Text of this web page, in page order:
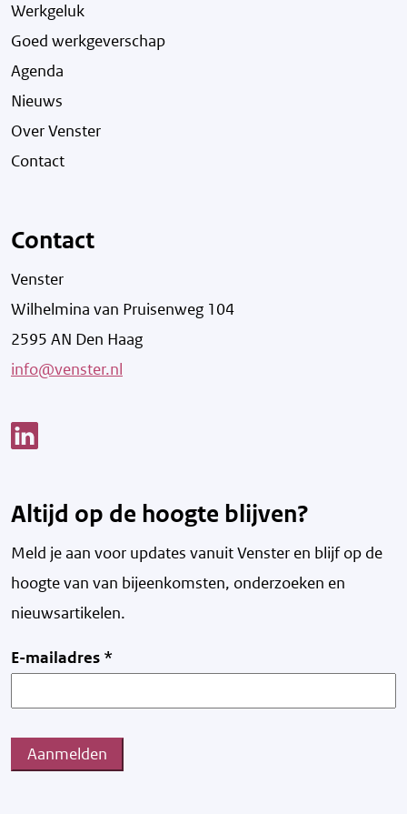
Werkgeluk
Goed werkgeverschap
Agenda
Nieuws
Over Venster
Contact
Contact
Venster
Wilhelmina van Pruisenweg 104
2595 AN Den Haag
info@venster.nl
Altijd op de hoogte blijven?
Meld je aan voor updates vanuit Venster en blijf op de
hoogte van van bijeenkomsten, onderzoeken en
nieuwsartikelen.
E-mailadres *
Aanmelden